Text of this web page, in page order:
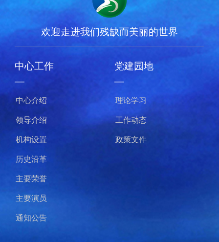
欢迎走进我们残缺而美丽的世界
中心工作
—
中心介绍
领导介绍
机构设置
历史沿革
主要荣誉
主要演员
通知公告
党建园地
—
理论学习
工作动态
政策文件